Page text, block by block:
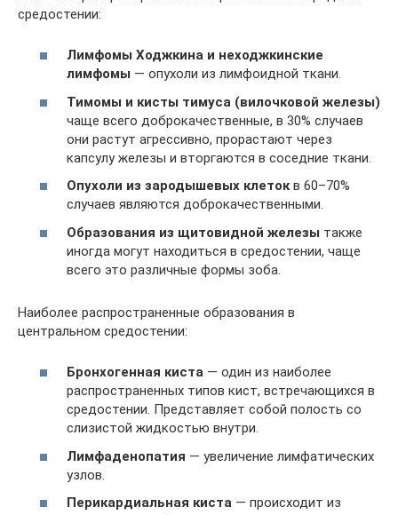
средостении:
Лимфомы Ходжкина и неходжкинские
лимфомы — опухоли из лимфоидной ткани.
Тимомы и кисты тимуса (вилочковой железы)
чаще всего доброкачественные, в 30% случаев
они растут агрессивно, прорастают через
капсулу железы и вторгаются в соседние ткани.
Опухоли из зародышевых клетокв 60–70%
случаев являются доброкачественными.
Образования из щитовидной железы также
иногда могут находиться в средостении, чаще
всего это различные формы зоба.
Наиболее распространенные образования в
центральном средостении:
Бронхогенная киста — один из наиболее
распространенных типов кист, встречающихся в
средостении. Представляет собой полость со
слизистой жидкостью внутри.
Лимфаденопатия — увеличение лимфатических
узлов.
Перикардиальная киста — происходит из